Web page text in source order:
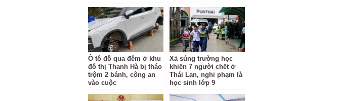
Ô tô đỗ qua đêm ở khu
đô thị Thanh Hà bị tháo
trộm 2 bánh, công an
vào cuộc
Xả súng trường học
khiến 7 người chết ở
Thái Lan, nghi phạm là
học sinh lớp 9